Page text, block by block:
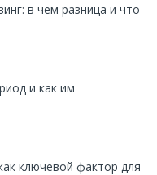
в чем разница и что
и как им
ключевой фактор для